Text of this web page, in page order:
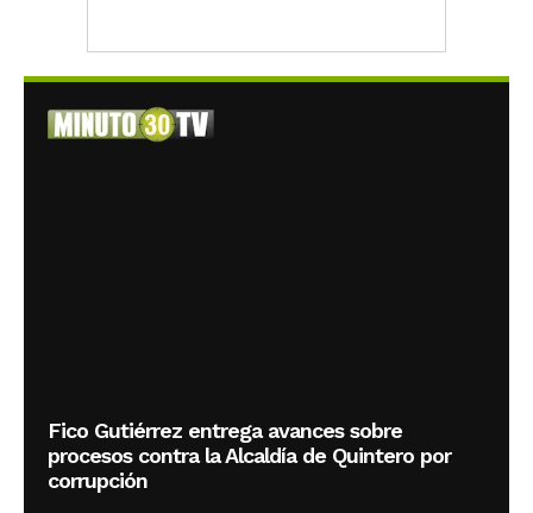
Fico Gutiérrez entrega avances sobre
procesos contra la Alcaldía de Quintero por
corrupción